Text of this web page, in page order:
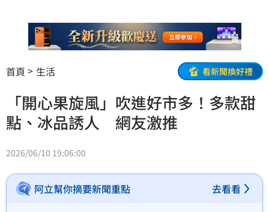
首頁 生活 看新聞換好禮
「開心果旋風」吹進好市多！多款甜
點、冰品誘人 網友激推
2026/06/10 19:06:00
阿立幫你摘要新聞重點 去看看